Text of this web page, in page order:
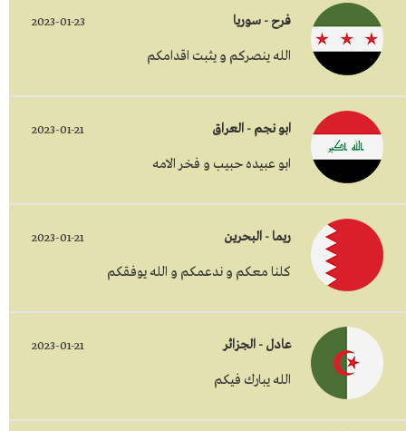
فرح - سوريا 2023-01-23
الله ينصركم و يثبت اقدامكم
ابو نجم - العراق 2023-01-21
ابو عبيده حبيب و فخر الامه
ريما - البحرين 2023-01-21
كلنا معكم و ندعمكم و الله يوفقكم
عادل - الجزائر 2023-01-21
الله يبارك فيكم